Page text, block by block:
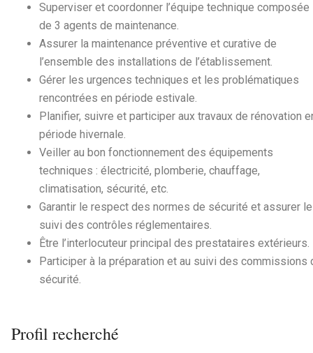
Superviser et coordonner l’équipe technique composée
de 3 agents de maintenance.
Assurer la maintenance préventive et curative de
l’ensemble des installations de l’établissement.
Gérer les urgences techniques et les problématiques
rencontrées en période estivale.
Planifier, suivre et participer aux travaux de rénovation
période hivernale.
Veiller au bon fonctionnement des équipements
techniques : électricité, plomberie, chauffage,
climatisation, sécurité, etc.
Garantir le respect des normes de sécurité et assurer le
suivi des contrôles réglementaires.
Être l’interlocuteur principal des prestataires extérieurs.
Participer à la préparation et au suivi des commissions
sécurité.
Profil recherché